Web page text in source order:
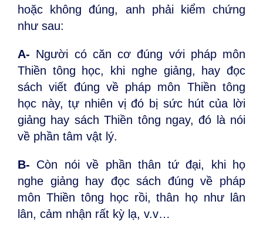
hoặc không đúng, anh phải kiểm chứng
như sau:
A- Người có căn cơ đúng với pháp môn
Thiền tông học, khi nghe giảng, hay đọc
sách viết đúng về pháp môn Thiền tông
học này, tự nhiên vị đó bị sức hút của lời
giảng hay sách Thiền tông ngay, đó là nói
về phần tâm vật lý.
B- Còn nói về phần thân tứ đại, khi họ
nghe giảng hay đọc sách đúng về pháp
môn Thiền tông học rồi, thân họ như lân
lân, cảm nhận rất kỳ lạ, v.v…